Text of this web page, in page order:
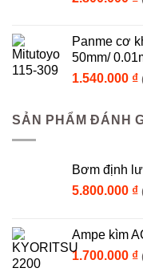
Panme cơ
50mm/
1.540.000 ₫
SẢN PHẨM ĐÁNH
Bơm định
5.800.000 ₫
Ampe kìm
1.700.000 ₫